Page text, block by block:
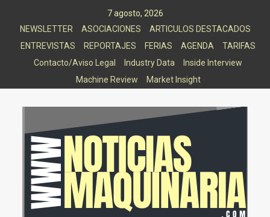
7 agosto, 2026
NEWSLETTER
ASOCIACIONES
ARTICULOS DESTACADOS
ENTREVISTAS
REPORTAJES FERIAS AGENDA
TARIFAS
Contacto/Aviso Legal
Industry Data
Inside Interview
Machine Review
Market Insight